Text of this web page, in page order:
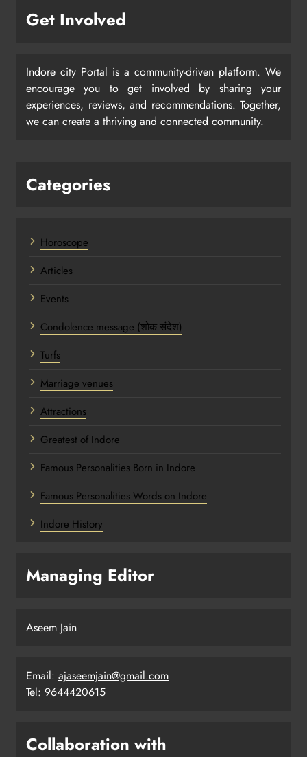
Get Involved
Indore city Portal is a community-driven platform. We
encourage you to get involved by sharing your
experiences, reviews, and recommendations. Together,
we can create a thriving and connected community.
Categories
Horoscope
Articles
Events
Condolence message (शोक संदेश)
Turfs
Marriage venues
Attractions
Greatest of Indore
Famous Personalities Born in Indore
Famous Personalities Words on Indore
Indore History
Managing Editor
Aseem Jain
Email: ajaseemjain@gmail.com
Tel: 9644420615
Collaboration with